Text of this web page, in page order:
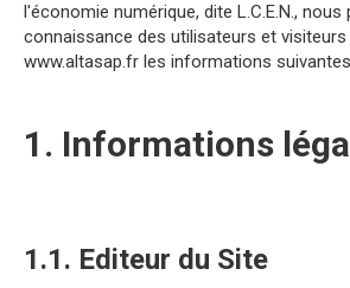
l'économie numérique, dite L.C.E.N.,
connaissance des utilisateurs et visiteurs
www.altasap.fr les informations
1. Informations
1.1. Editeur du Site